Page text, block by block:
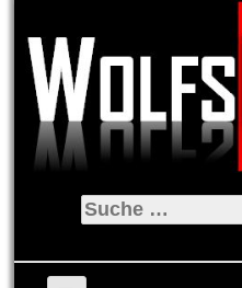
Suche
nach: